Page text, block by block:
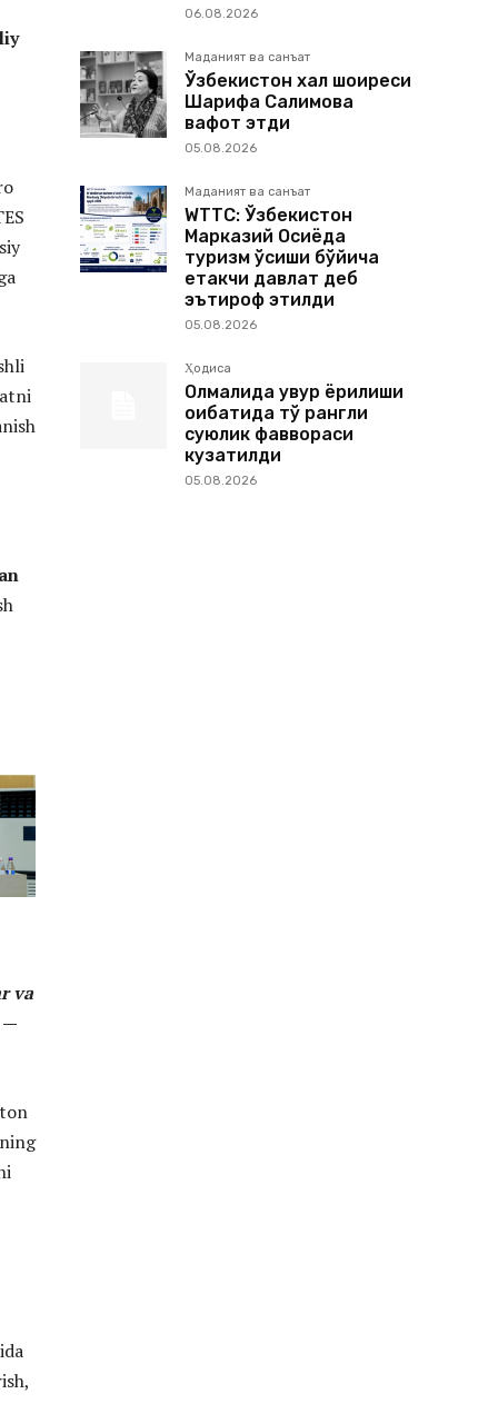
va
—
06.08.2026
Маданият ва санъат
Ўзбекистон халқ шоиреси
Шарифа Салимова
вафот этди
05.08.2026
Маданият ва санъат
WTTC: Ўзбекистон
Марказий Осиёда
туризм ўсиши бўйича
етакчи давлат деб
эътироф этилди
05.08.2026
Ҳодиса
Олмалиқда қувур ёрилиши
оқибатида тўқ рангли
суюқлик фаввораси
кузатилди
05.08.2026